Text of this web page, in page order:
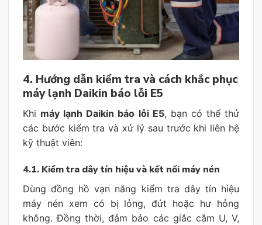
4. Hướng dẫn kiểm tra và cách khắc phục
máy lạnh Daikin báo lỗi E5
Khi máy lạnh Daikin báo lỗi E5, bạn có thể thử
các bước kiểm tra và xử lý sau trước khi liên hệ
kỹ thuật viên:
4.1. Kiểm tra dây tín hiệu và kết nối máy nén
Dùng đồng hồ vạn năng kiểm tra dây tín hiệu
máy nén xem có bị lỏng, đứt hoặc hư hỏng
không. Đồng thời, đảm bảo các giắc cắm U, V,